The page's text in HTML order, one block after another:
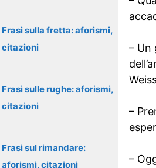
– Un
–
–
Frasi sulla fretta: aforismi,
citazioni
Frasi sulle rughe: aforismi,
citazioni
Frasi sul rimandare:
aforismi, citazioni